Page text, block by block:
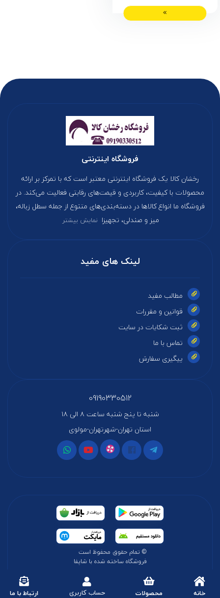
خانه محصولات حساب کاربری ارتباط با ما
فروشگاه اینترنتی
رخشان کالا یک فروشگاه اینترنتی معتبر است که با تمرکز بر ارائه
محصولات با کیفیت، کاربردی و قیمت‌های رقابتی فعالیت می‌کند. در
فروشگاه ما انواع کالاها در دسته‌بندی‌های متنوع از جمله سطل زباله،
میز و صندلی، تجهیزا نمایش بیشتر
لینک های مفید
مطالب مفید
قوانین و مقررات
ثبت شکایات در سایت
تماس با ما
پیگیری سفارش
09190330512
شنبه تا پنج شنبه ساعت ۸ الی ۱۸
استان تهران-شهرتهران-مولوی
© تمام حقوق محفوظ است
فروشگاه ساخته شده با شاپفا